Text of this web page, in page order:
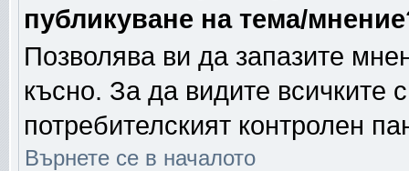
публикуване на тема/
Позволява ви да запазите
късно. За да видите всичките
потребителският контролен
Върнете се в началото